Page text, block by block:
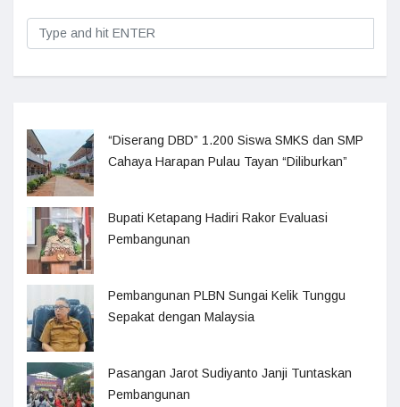
“Diserang DBD” 1.200 Siswa SMKS dan SMP
Cahaya Harapan Pulau Tayan “Diliburkan”
Bupati Ketapang Hadiri Rakor Evaluasi
Pembangunan
Pembangunan PLBN Sungai Kelik Tunggu
Sepakat dengan Malaysia
Pasangan Jarot Sudiyanto Janji Tuntaskan
Pembangunan